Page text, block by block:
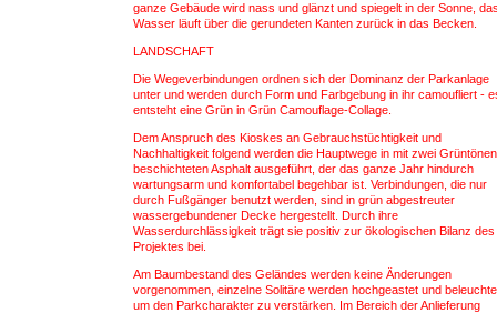
ganze Gebäude wird nass und glänzt und spiegelt in der Sonne,
Wasser läuft über die gerundeten Kanten zurück in das Becken.
LANDSCHAFT
Die Wegeverbindungen ordnen sich der Dominanz der Parkanlage
unter und werden durch Form und Farbgebung in ihr camoufliert -
entsteht eine Grün in Grün Camouflage-Collage.
Dem Anspruch des Kioskes an Gebrauchstüchtigkeit und
Nachhaltigkeit folgend werden die Hauptwege in mit zwei Grüntönen
beschichteten Asphalt ausgeführt, der das ganze Jahr hindurch
wartungsarm und komfortabel begehbar ist. Verbindungen, die nur
durch Fußgänger benutzt werden, sind in grün abgestreuter
wassergebundener Decke hergestellt. Durch ihre
Wasserdurchlässigkeit trägt sie positiv zur ökologischen Bilanz des
Projektes bei.
Am Baumbestand des Geländes werden keine Änderungen
vorgenommen, einzelne Solitäre werden hochgeastet und
um den Parkcharakter zu verstärken. Im Bereich der Anlieferung